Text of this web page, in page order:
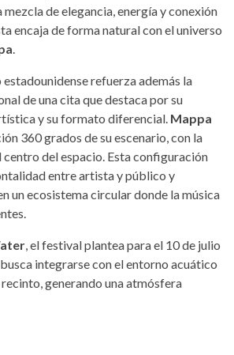
de elegancia, energía y conexión
encaja de forma natural con el universo
.
estadounidense refuerza además la
de una cita que destaca por su
y su formato diferencial. Mappa
360 grados de su escenario, con la
centro del espacio. Esta configuración
entre artista y público y
un ecosistema circular donde la música
, el festival plantea para el 10 de julio
integrarse con el entorno acuático
generando una atmósfera